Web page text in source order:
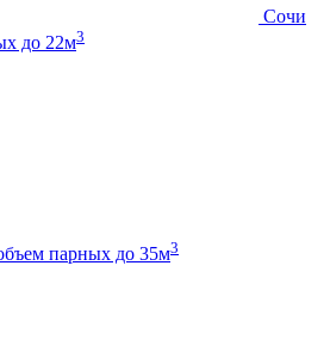
Сочи
до 22м3
парных до 35м3